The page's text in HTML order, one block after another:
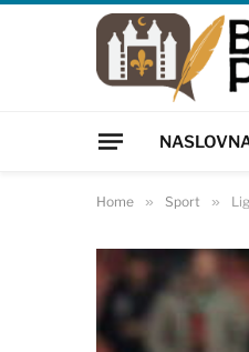
Home » Sport »